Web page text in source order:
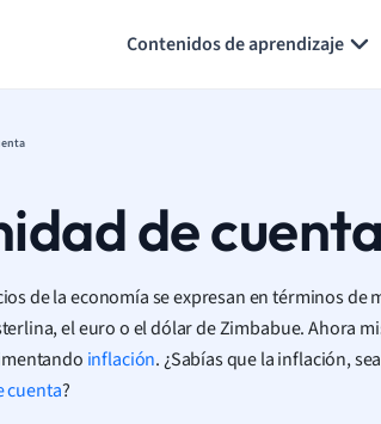
Contenidos de aprendizaje
de cuenta
de la economía se expresan en términos de
el euro o el dólar de Zimbabue. Ahora
inflación. ¿Sabías que la inflación,
cuenta?